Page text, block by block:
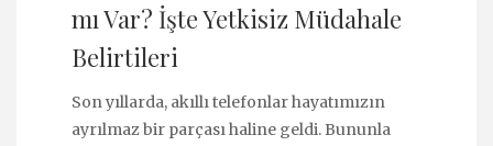
mı Var? İşte Yetkisiz Müdahale
Belirtileri
Son yıllarda, akıllı telefonlar hayatımızın
ayrılmaz bir parçası haline geldi. Bununla